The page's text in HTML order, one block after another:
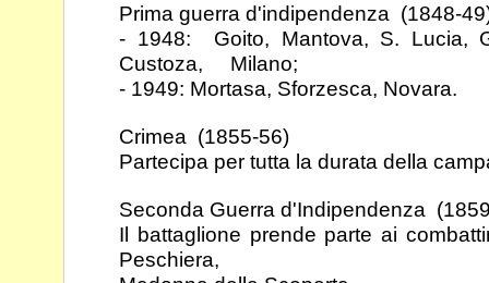
Prima guerra d'indipendenza (1848-
- 1948: Goito, Mantova, S. Lucia,
Custoza, Milano;
- 1949: Mortasa, Sforzesca, Novara.
Crimea (1855-56)
Partecipa per tutta la durata della
Seconda Guerra d'Indipendenza
Il battaglione prende parte ai
Peschiera,